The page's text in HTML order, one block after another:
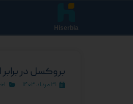
Hiserbia
بروکسل در
۳۱ مرداد ۱۴۰۳